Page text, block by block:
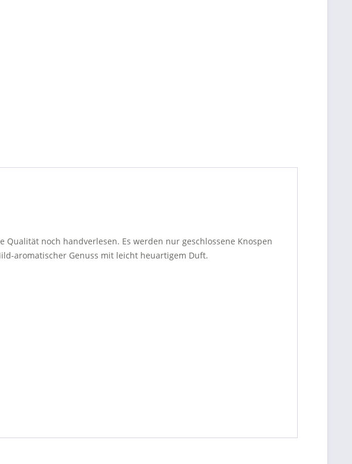
noch handverlesen. Es werden nur geschlossene Knospen
aromatischer Genuss mit leicht heuartigem Duft.